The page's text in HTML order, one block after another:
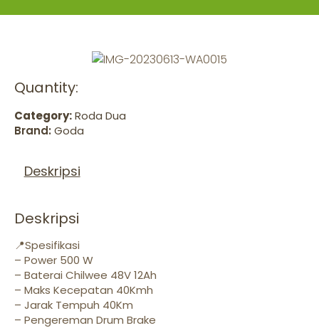
Quantity:
Category:Roda Dua
Brand: Goda
Deskripsi
Deskripsi
📍Spesifikasi
– Power 500 W
– Baterai Chilwee 48V 12Ah
– Maks Kecepatan 40Kmh
– Jarak Tempuh 40Km
– Pengereman Drum Brake